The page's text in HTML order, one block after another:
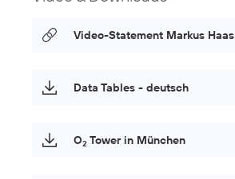
Video-Statement Markus Haas
Data Tables - deutsch
O2 Tower in München